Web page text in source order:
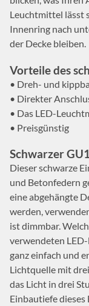
Leuchtmittel lässt
Innenring nach
der Decke bleiben.
Vorteile des
• Dreh- und
• Direkter
• Das LED-
• Preisgünstig
Schwarzer
Dieser schwarze
und Betonfedern
eine abgehängte
werden,
ist dimmbar.
verwendeten LED-
ganz einfach und
Lichtquelle mit
das Licht in drei
Einbautiefe dieses